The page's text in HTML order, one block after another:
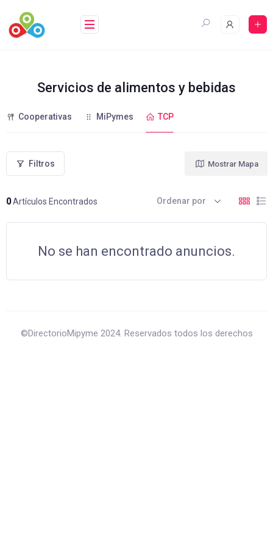
contenido
Servicios de alimentos y bebidas
Cooperativas MiPymes TCP
Filtros
0Artículos Encontrados
Mostrar Mapa
Ordenar por
No se han encontrado anuncios.
©DirectorioMipyme 2024. Reservados todos los derechos